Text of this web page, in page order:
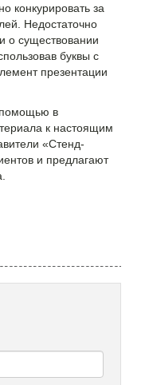
конкурировать за
Недостаточно
о существовании
буквы с
презентации
помощью в
к настоящим
«Стенд-
и предлагают